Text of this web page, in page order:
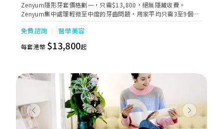
Zenyum隱形牙套價格劃一，只需$13,800，絕無隱藏收費。
Zenyum集中處理輕微至中度的牙齒問題，用家平均只需3至9個月
便完成療程。Zenyum矢志提供安全有效的矯齒療程，香港執業牙
醫和矯齒醫生的參與是Zenyum療程中不可或缺的部份。除了療程
期間到香港註冊牙醫診所覆診，我們利用嶄新科技，令用家能使用
Zenyum App輕鬆管理療程進度和與客戶服務專員溝通。從2018年
免費諮詢 醫學美容
每套港幣 $13,800起
Previous Next